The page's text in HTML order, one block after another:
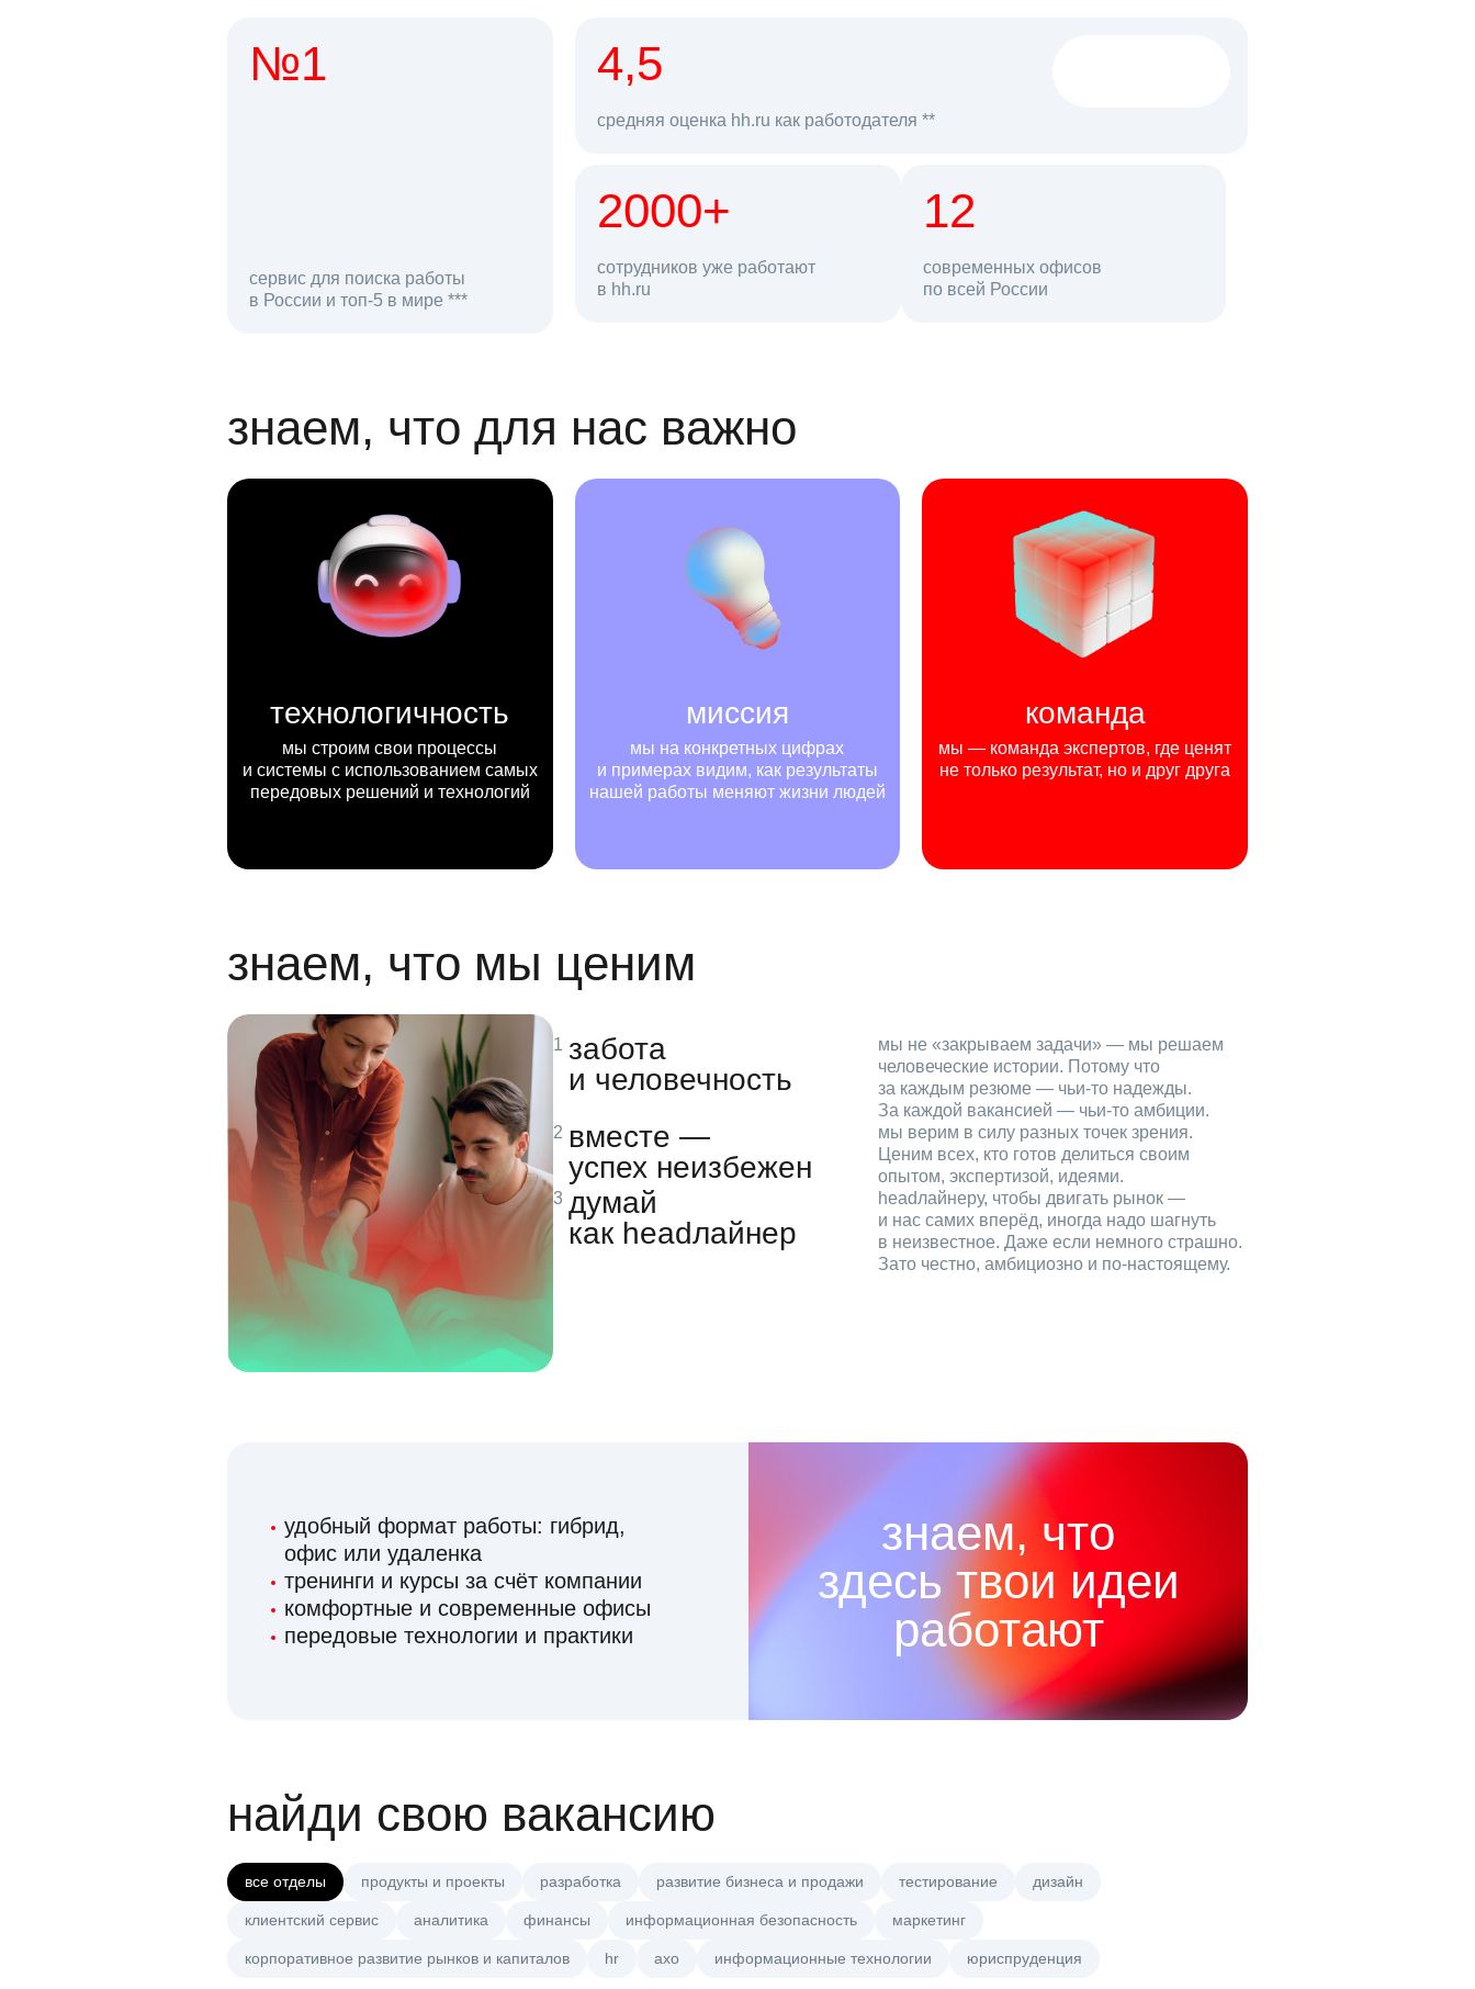
№1
сервис для поиска работы
в России и топ-5 в мире ***
откликов на вакансии
4,5
средняя оценка hh.ru как работодателя **
2000+
сотрудников уже работают
в hh.ru
68 млн 12
современных офисов
по всей Россиипользователей в день
знаем, что для нас важно
технологичность
мы строим свои процессы
и системы с использованием самых
передовых решений и технологий
миссия
мы на конкретных цифрах
и примерах видим, как результаты
нашей работы меняют жизни людей
команда
мы — команда экспертов, где ценят
не только результат, но и друг друга
знаем, что мы ценим
забота
и человечность
мы не «закрываем задачи» — мы решаем
человеческие истории. Потому что
за каждым резюме — чьи‑то надежды.
За каждой вакансией — чьи‑то амбиции.
вместе —
успех неизбежен
мы верим в силу разных точек зрения.
Ценим всех, кто готов делиться своим
опытом, экспертизой, идеями.
думай
как headлайнер
headлайнеру, чтобы двигать рынок —
и нас самих вперёд, иногда надо шагнуть
в неизвестное. Даже если немного страшно.
Зато честно, амбициозно и по‑настоящему.
удобный формат работы: гибрид,
офис или удаленка
тренинги и курсы за счёт компании
комфортные и современные офисы
передовые технологии и практики
знаем, что
здесь твои идеи
работают
найди свою вакансию
все отделы продукты и проекты разработка развитие бизнеса и продажи тестирование дизайн
клиентский сервис аналитика финансы информационная безопасность маркетинг
корпоративное развитие рынков и капиталов hr axo информационные технологии юриспруденция